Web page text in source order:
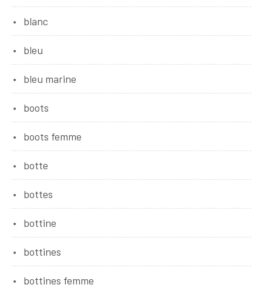
blanc
bleu
bleu marine
boots
boots femme
botte
bottes
bottine
bottines
bottines femme